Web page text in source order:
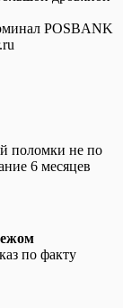
POSBANK
поломки не по
6 месяцев
по факту